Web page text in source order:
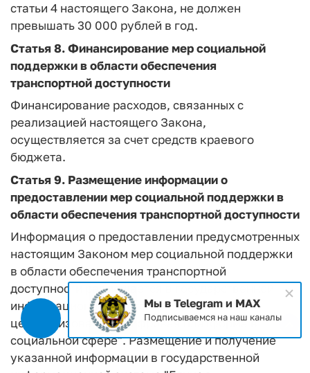
статьи 4 настоящего Закона, не должен
превышать 30 000 рублей в год.
Статья 8.Финансирование мер социальной
поддержки в области обеспечения
транспортной доступности
Финансирование расходов, связанных с
реализацией настоящего Закона,
осуществляется за счет средств краевого
бюджета.
Статья 9. Размещение информации о
предоставлении мер социальной поддержки в
области обеспечения транспортной доступности
Информация о предоставлении предусмотренных
настоящим Законом мер социальной поддержки
в области обеспечения транспортной
доступности размещается в государственной
информационной системе "Единая
централизованная цифровая платформа в
социальной сфере". Размещение и получение
указанной информации в государственной
Мы в Telegram и MAX
Подписываемся на наш каналы